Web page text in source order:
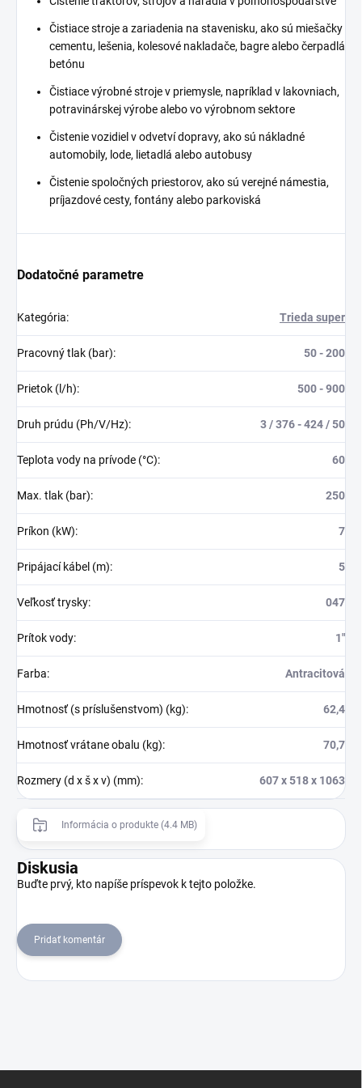
Čistiace stroje a zariadenia na stavenisku, ako sú miešačky
cementu, lešenia, kolesové nakladače, bagre alebo čerpadlá
betónu
Čistiace výrobné stroje v priemysle, napríklad v lakovniach,
potravinárskej výrobe alebo vo výrobnom sektore
Čistenie vozidiel v odvetví dopravy, ako sú nákladné
automobily, lode, lietadlá alebo autobusy
Čistenie spoločných priestorov, ako sú verejné námestia,
príjazdové cesty, fontány alebo parkoviská
Dodatočné parametre
Kategória: Trieda super
Pracovný tlak (bar): 50 - 200
Prietok (l/h): 500 - 900
Druh prúdu (Ph/V/Hz): 3 / 376 - 424 / 50
Teplota vody na prívode (°C): 60
Max. tlak (bar): 250
Príkon (kW): 7
Pripájací kábel (m): 5
Veľkosť trysky: 047
Prítok vody: 1″
Farba: Antracitová
Hmotnosť (s príslušenstvom) (kg): 62,4
Hmotnosť vrátane obalu (kg): 70,7
Rozmery (d x š x v) (mm): 607 x 518 x 1063
Informácia o produkte (4.4 MB)
Diskusia
Buďte prvý, kto napíše príspevok k tejto položke.
Pridať komentár